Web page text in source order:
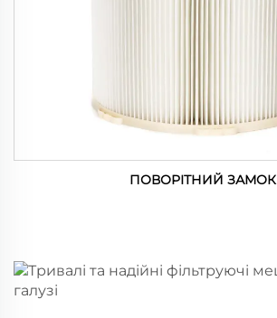
ПОВОРІТНИЙ ЗАМОК